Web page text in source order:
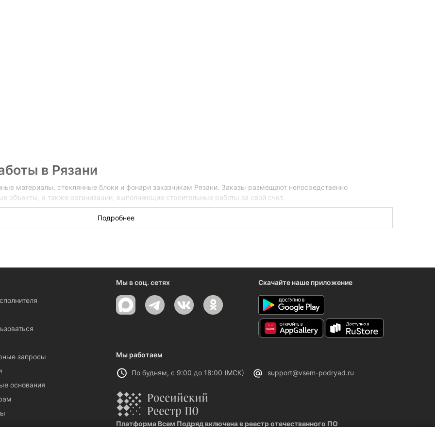
в Рязани
материалы, стеклянные блоки и фонари заказчикам Рязани. Заказы размещают непосредственно
объекты, а также организации, выполняющие строительные работы за свой счет.
заявку на субподряд
Подробнее
запросы
основания
Мы в соц. сетях Скачайте наше приложение
Мы работаем
По будням, с 9:00 до 18:00 (МСК) support@vsem-podryad.ru
Платформа Всем Подряд включена в реестр отечественного ПО